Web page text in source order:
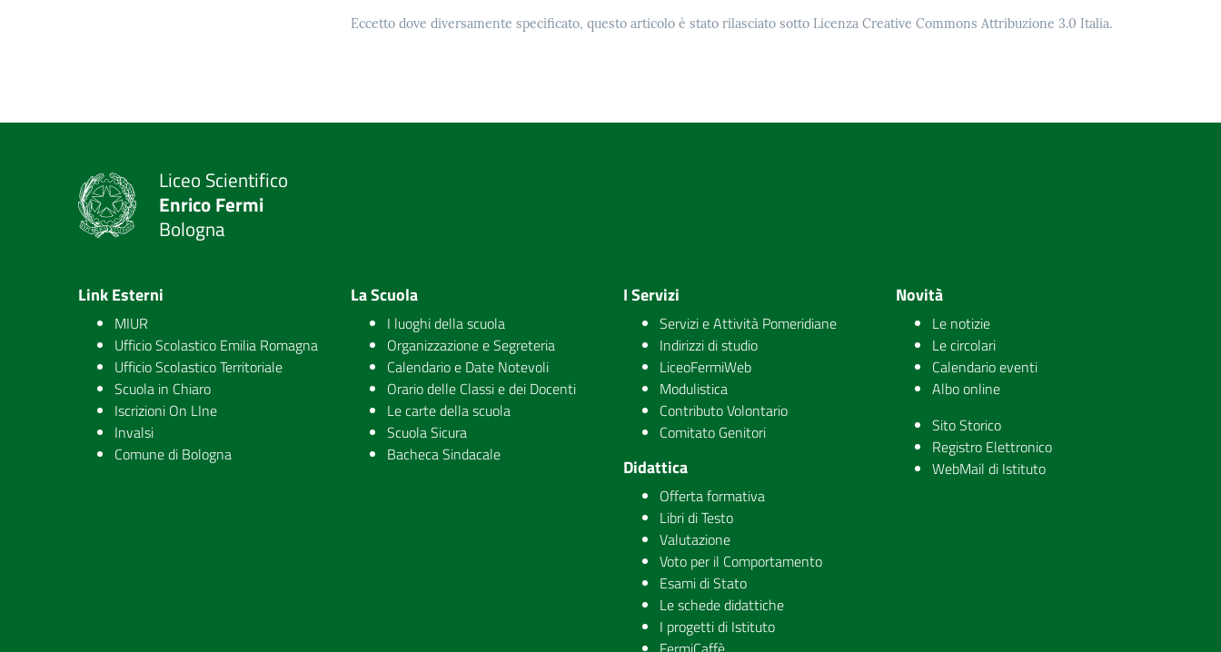
Eccetto dove diversamente specificato, questo articolo è stato rilasciato sotto Licenza Creative Commons Attribuzione 3.0 Italia.
Liceo Scientifico
Enrico Fermi
Bologna
Link Esterni
MIUR
Ufficio Scolastico Emilia Romagna
Ufficio Scolastico Territoriale
Scuola in Chiaro
Iscrizioni On LIne
Invalsi
Comune di Bologna
La Scuola
I luoghi della scuola
Organizzazione e Segreteria
Calendario e Date Notevoli
Orario delle Classi e dei Docenti
Le carte della scuola
Scuola Sicura
Bacheca Sindacale
I Servizi
Servizi e Attività Pomeridiane
Indirizzi di studio
LiceoFermiWeb
Modulistica
Contributo Volontario
Comitato Genitori
Didattica
Offerta formativa
Libri di Testo
Valutazione
Voto per il Comportamento
Esami di Stato
Le schede didattiche
I progetti di Istituto
Novità
Le notizie
Le circolari
Calendario eventi
Albo online
Sito Storico
Registro Elettronico
WebMail di Istituto